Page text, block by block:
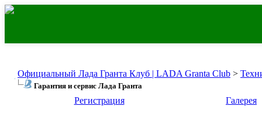
Официальный Лада Гранта Клуб | LADA Granta Club >
Гарантия и сервис Лада Гранта
Регистрация Галерея